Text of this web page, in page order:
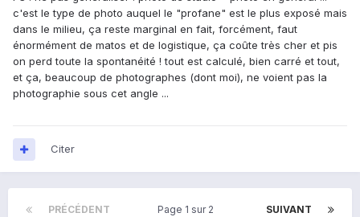
c'est le type de photo auquel le "profane" est le plus exposé mais
dans le milieu, ça reste marginal en fait, forcément, faut
énormément de matos et de logistique, ça coûte très cher et pis
on perd toute la spontanéité ! tout est calculé, bien carré et tout,
et ça, beaucoup de photographes (dont moi), ne voient pas la
photographie sous cet angle ...
Citer
PRÉCÉDENT SUIVANT
Page 1 sur 2